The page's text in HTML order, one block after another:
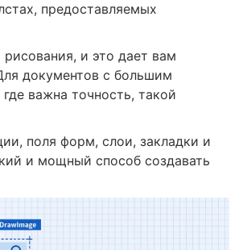
предоставляемых
и это дает вам
документов с большим
важна точность, такой
поля форм, слои, закладки и
и мощный способ создавать